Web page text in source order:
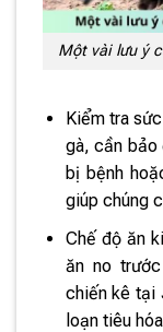
Một vài lưu ý
Kiểm tra
gà, cần bảo
bị bệnh
giúp chúng
Chế độ ăn
ăn no
chiến kê tại
loạn tiêu